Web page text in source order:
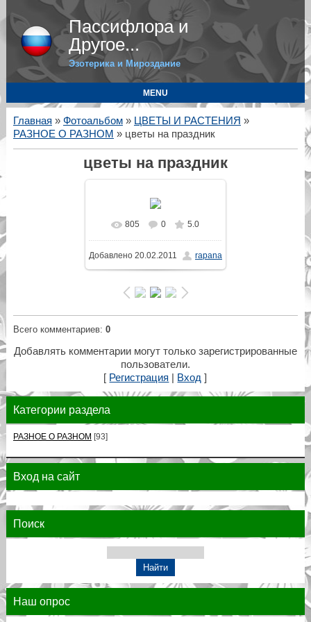
Пассифлора и
Другое...
Эзотерика и Мироздание
MENU
Главная » Фотоальбом» ЦВЕТЫ И РАСТЕНИЯ »
РАЗНОЕ О РАЗНОМ » цветы на праздник
цветы на праздник
В реальном размере
1600x1200/ 206.3Kb
805 0 5.0
Добавлено20.02.2011 rapana
Всего комментариев: 0
Добавлять комментарии могут только зарегистрированные
пользователи.
[ Регистрация Вход ]
Категории раздела
РАЗНОЕ О РАЗНОМ [93]
Вход на сайт
Поиск
Наш опрос